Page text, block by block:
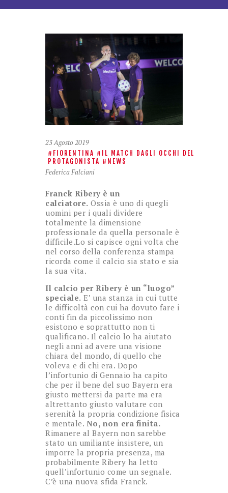
23 Agosto 2019
FIORENTINA
IL MATCH DAGLI OCCHI DEL
PROTAGONISTA
NEWS
Federica Falciani
Franck Ribery è un
calciatore. Ossia è uno di quegli
uomini per i quali dividere
totalmente la dimensione
professionale da quella personale è
difficile.Lo si capisce ogni volta che
nel corso della conferenza stampa
ricorda come il calcio sia stato e sia
la sua vita.
Il calcio per Ribery è un “luogo”
speciale. E’ una stanza in cui tutte
le difficoltà con cui ha dovuto fare i
conti fin da piccolissimo non
esistono e soprattutto non ti
qualificano. Il calcio lo ha aiutato
negli anni ad avere una visione
chiara del mondo, di quello che
voleva e di chi era. Dopo
l’infortunio di Gennaio ha capito
che per il bene del suo Bayern era
giusto mettersi da parte ma era
altrettanto giusto valutare con
serenità la propria condizione fisica
e mentale. No, non era finita.
Rimanere al Bayern non sarebbe
stato un umiliante insistere, un
imporre la propria presenza, ma
probabilmente Ribery ha letto
quell’infortunio come un segnale.
C’è una nuova sfida Franck.